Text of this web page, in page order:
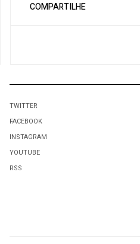
COMPARTILHE
TWITTER
FACEBOOK
INSTAGRAM
YOUTUBE
RSS